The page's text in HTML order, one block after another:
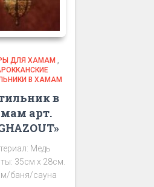
ДЛЯ ХАМАМ ,
В ХАМАМ
в
арт.
Медь
35см х 28см.
баня/сауна